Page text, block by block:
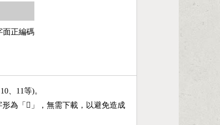
面正編碼
、11等)。
為「 𠣪 」，無需下載，以避免造成